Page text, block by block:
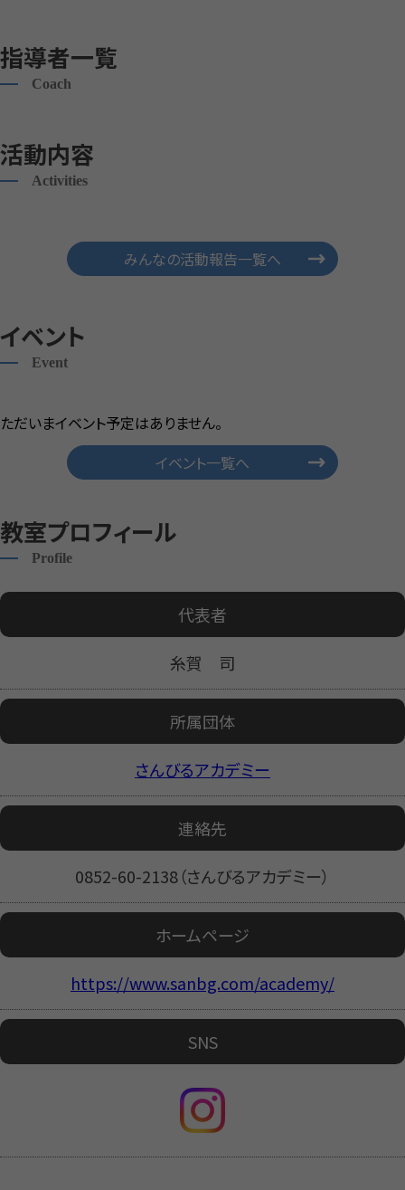
指導者一覧
Coach
活動内容
Activities
みんなの活動報告一覧へ
イベント
Event
ただいまイベント予定はありません。
イベント一覧へ
教室プロフィール
Profile
代表者
糸賀 司
所属団体
さんびるアカデミー
連絡先
0852-60-2138（さんびるアカデミー）
ホームページ
https://www.sanbg.com/academy/
SNS